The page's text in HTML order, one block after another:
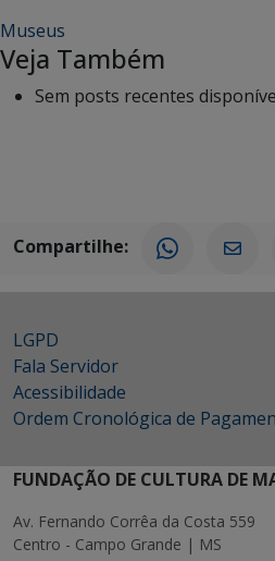
Museus
Veja Também
Sem posts recentes
Compartilhe:
LGPD
Fala Servidor
Acessibilidade
Ordem Cronológica de
FUNDAÇÃO DE CULTURA DE
Av. Fernando Corrêa da Costa 559
Centro - Campo Grande | MS